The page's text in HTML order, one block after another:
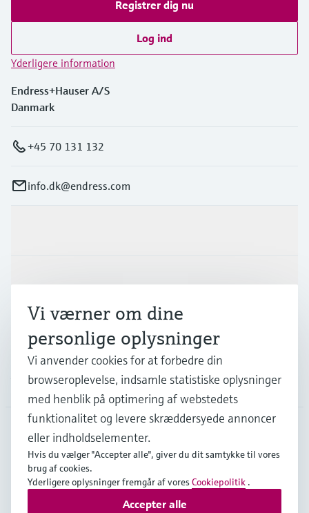
Registrer dig nu
Log ind
Yderligere information
Endress+Hauser A/S
Danmark
+45 70 131 132
info.dk@endress.com
Industrier
Virksomhed
DNK•Dansk
Copyright © Endress+Hauser Group Services AG
Vi værner om dine
personlige oplysninger
Vi anvender cookies for at forbedre din
browseroplevelse, indsamle statistiske oplysninger
med henblik på optimering af webstedets
funktionalitet og levere skræddersyede annoncer
eller indholdselementer.
Hvis du vælger "Accepter alle", giver du dit samtykke til vores
brug af cookies.
Yderligere oplysninger fremgår af voresCookiepolitik .
Accepter alle